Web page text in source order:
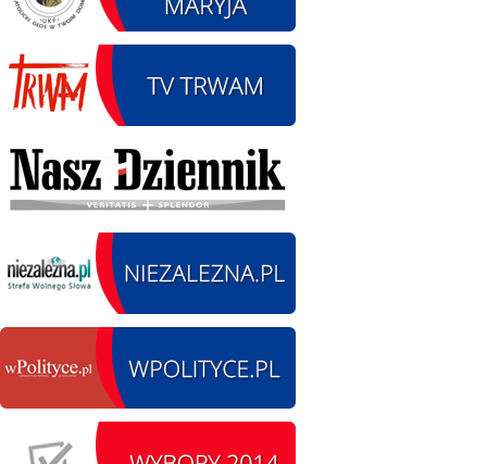
SIERPIEŃ
12
Oddanie drogi.
czytaj więcej
13
Pojazdów
zabytkowych. Wieluń
Ożarów
czytaj więcej
14.08.2026 r. - Dzień